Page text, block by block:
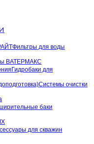
Фильтры для воды
ВАТЕРМАКС
Гидробаки для
Системы очистки
баки
для скважин